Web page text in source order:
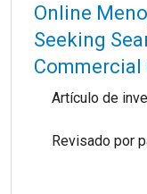
Online
Seeking
Commercial
Artículo de
Revisado por